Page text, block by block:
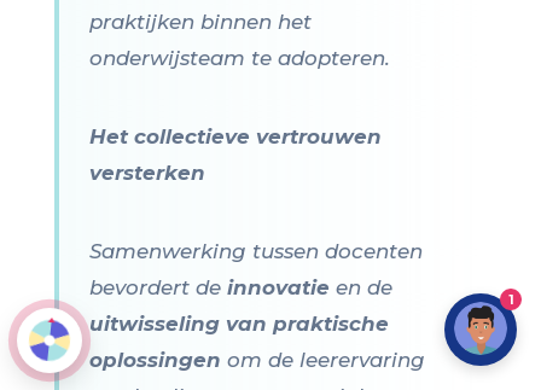
praktijken binnen het
onderwijsteam te adopteren.
Het collectieve vertrouwen
versterken
Samenwerking tussen docenten
bevordert de innovatie en de
uitwisseling van praktische
oplossingen om de leerervaring
1